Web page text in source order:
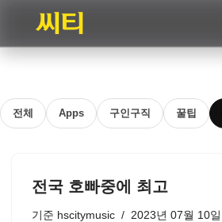
로
건
전체 Apps 구인구직 꿀팁
전국 호빠중에 최고
기준 hscitymusic 2023년 07월 10일